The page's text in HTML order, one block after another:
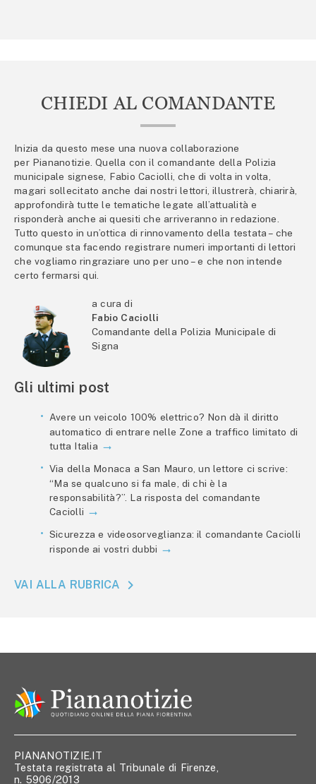
CHIEDI AL COMANDANTE
Inizia da questo mese una nuova collaborazione
per Piananotizie. Quella con il comandante della Polizia
municipale signese, Fabio Caciolli, che di volta in volta,
magari sollecitato anche dai nostri lettori, illustrerà, chiarirà,
approfondirà tutte le tematiche legate all’attualità e
risponderà anche ai quesiti che arriveranno in redazione.
Tutto questo in un’ottica di rinnovamento della testata – che
comunque sta facendo registrare numeri importanti di lettori
che vogliamo ringraziare uno per uno – e che non intende
certo fermarsi qui.
a cura di
Fabio Caciolli
Comandante della Polizia Municipale di
Signa
Gli ultimi post
Avere un veicolo 100% elettrico? Non dà il diritto
automatico di entrare nelle Zone a traffico limitato di
tutta Italia
Via della Monaca a San Mauro, un lettore ci scrive:
“Ma se qualcuno si fa male, di chi è la
responsabilità?”. La risposta del comandante
Caciolli
Sicurezza e videosorveglianza: il comandante Caciolli
risponde ai vostri dubbi
VAI ALLA RUBRICA
PIANANOTIZIE.IT
Testata registrata al Tribunale di Firenze,
n. 5906/2013